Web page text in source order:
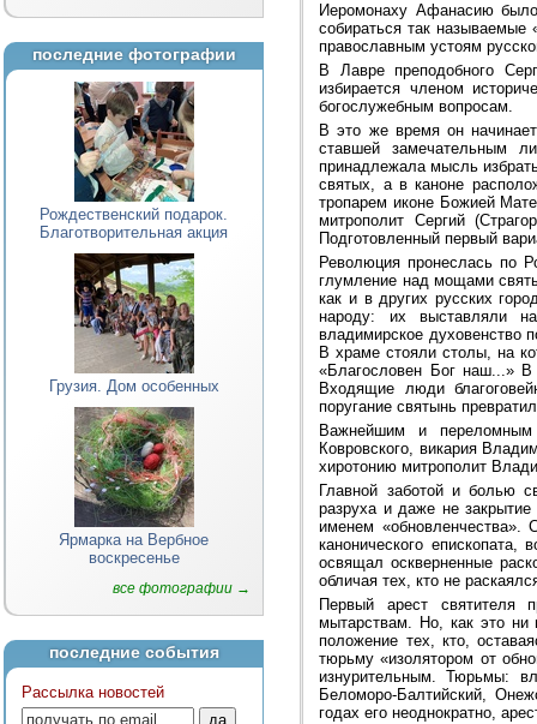
последние фотографии
Рождественский подарок.
Благотворительная акция
Грузия. Дом особенных
Ярмарка на Вербное
воскресенье
все фотографии →
последние события
Рассылка новостей
Иеромонаху Афанасию
собираться так
православным устоям
В Лавре преподобного
избирается членом
богослужебным вопросам.
В это же время он
ставшей замечательным
принадлежала мысль
святых, а в каноне
тропарем иконе Божией
митрополит Сергий
Подготовленный первый
Революция пронеслась по
глумление над мощами
как и в других русских
народу: их выставляли
владимирское духовенство
В храме стояли столы, на
«Благословен Бог наш...»
Входящие люди
поругание святынь
Важнейшим и
Ковровского, викария
хиротонию митрополит
Главной заботой и болью
разруха и даже не
именем «обновленчества».
канонического
освящал оскверненные
обличая тех, кто не
Первый арест
мытарствам. Но, как это ни
положение тех, кто,
тюрьму «изолятором от
изнурительным. Тюрьмы:
Беломоро-Балтийский,
годах его неоднократно,